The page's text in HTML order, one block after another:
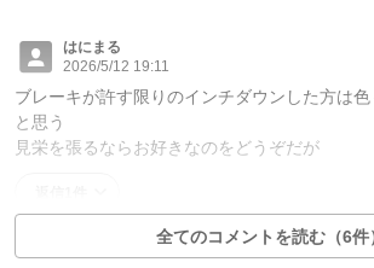
はにまる
2026/5/12 19:11
ブレーキが許す限りのインチダウンした方は
と思う
見栄を張るならお好きなのをどうぞだが
全てのコメントを読む（6件